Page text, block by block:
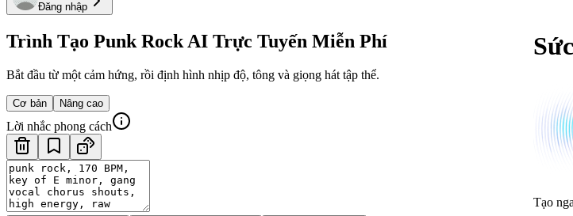
Đăng nhập
Trình Tạo Punk Rock AI Trực Tuyến Miễn Phí
Bắt đầu từ một cảm hứng, rồi định hình nhịp độ, tông và giọng hát tập thể.
Cơ bản Nâng cao
Lời nhắc phong cách
Tạo